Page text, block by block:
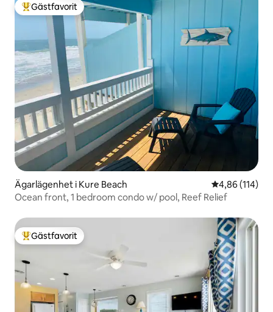
Populär gästfavorit
Gästfavorit
Ägarlägenhet i Kure Beach 4,86 av 5 i
4,86 (114)
Ocean front, 1 bedroom condo w/ pool, Reef Relief
Populär gästfavorit
Gästfavorit